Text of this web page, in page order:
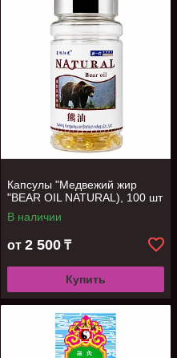
Капсулы "Медвежий жир
"BEAR OIL NATURAL), 100 шт
В наличии
от 2 500 ₸
Купить